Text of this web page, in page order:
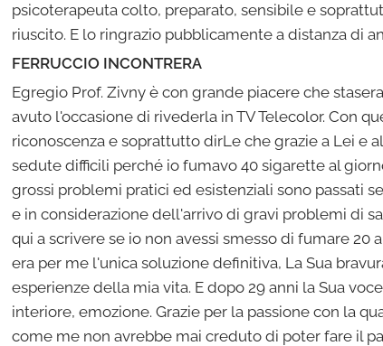
psicoterapeuta colto, preparato, sensibile e
riuscito. E lo ringrazio pubblicamente a distanza di
FERRUCCIO INCONTRERA
Egregio Prof. Zivny è con grande piacere che
avuto l'occasione di rivederla in TV Telecolor. Con
riconoscenza e soprattutto dirLe che grazie a Lei e
sedute difficili perché io fumavo 40 sigarette al
grossi problemi pratici ed esistenziali sono passati
e in considerazione dell'arrivo di gravi problemi di
qui a scrivere se io non avessi smesso di fumare 20
era per me l'unica soluzione definitiva, La Sua
esperienze della mia vita. E dopo 29 anni la Sua
interiore, emozione. Grazie per la passione con la
come me non avrebbe mai creduto di poter fare il